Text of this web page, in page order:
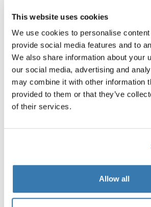
This website uses cookies
We use cookies to personalise
provide social media features and to
We also share information about your
our social media, advertising and
may combine it with other information
provided to them or that they’ve
of their services.
Allow all
Toggle features
Tutte le caratteristiche
Toggle techspec
Specifiche tecniche
Revisioni